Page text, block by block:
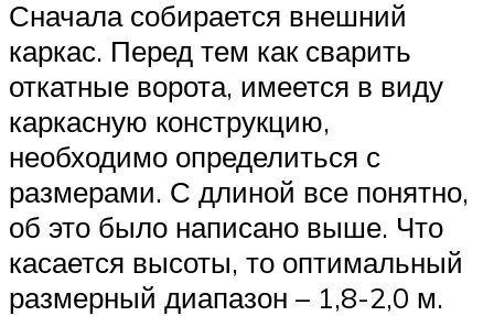
Сначала собирается внешний
каркас. Перед тем как сварить
откатные ворота, имеется в виду
каркасную конструкцию,
необходимо определиться с
размерами. С длиной все понятно,
об это было написано выше. Что
касается высоты, то оптимальный
размерный диапазон – 1,8-2,0 м.